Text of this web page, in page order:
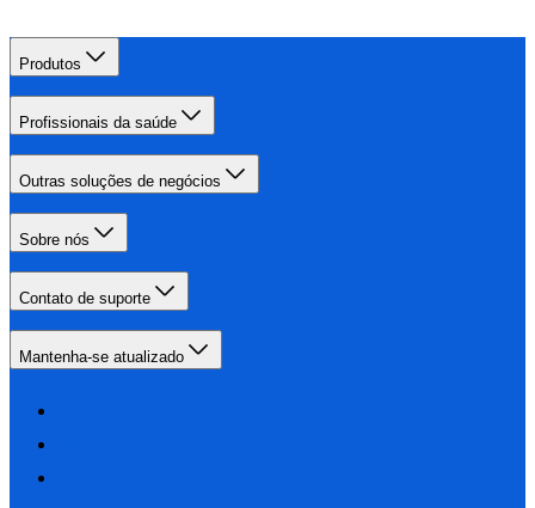
Produtos
Profissionais da saúde
Outras soluções de negócios
Sobre nós
Contato de suporte
Mantenha-se atualizado